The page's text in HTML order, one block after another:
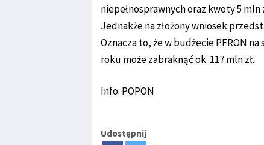
niepełnosprawnych oraz kwoty 5
Jednakże na złożony wniosek
Oznacza to, że w budżecie PFRON
roku może zabraknąć ok. 117 mln zł.
Info: POPON
Udostępnij